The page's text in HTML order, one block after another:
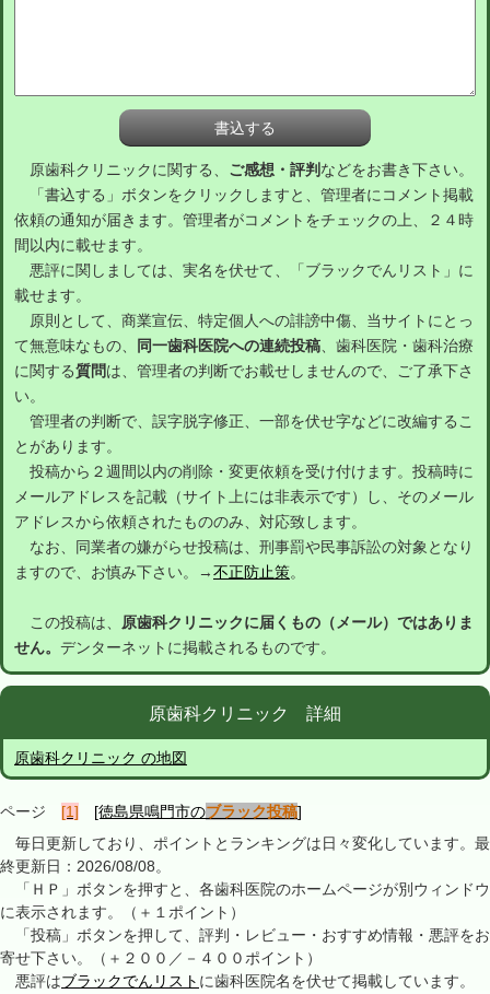
原歯科クリニックに関する、 ご感想・評判 などをお書き下さい。
「書込する」ボタンをクリックしますと、管理者にコメント掲載
依頼の通知が届きます。管理者がコメントをチェックの上、２４時
間以内に載せます。
悪評に関しましては、実名を伏せて、「ブラックでんリスト」に
載せます。
原則として、商業宣伝、特定個人への誹謗中傷、当サイトにとっ
て無意味なもの、
同一歯科医院への連続投稿、歯科医院・歯科治療
に関する質問は、管理者の判断でお載せしませんので、ご了承下さ
い。
管理者の判断で、誤字脱字修正、一部を伏せ字などに改編するこ
とがあります。
投稿から２週間以内の削除・変更依頼を受け付けます。投稿時に
メールアドレスを記載（サイト上には非表示です）し、そのメール
アドレスから依頼されたもののみ、対応致します。
なお、同業者の嫌がらせ投稿は、刑事罰や民事訴訟の対象となり
ますので、お慎み下さい。→不正防止策。
この投稿は、 原歯科クリニックに届くもの（メール）ではありま
せん。 デンターネットに掲載されるものです。
原歯科クリニック 詳細
原歯科クリニック の地図
ページ [1] [徳島県鳴門市のブラック投稿]
毎日更新しており、ポイントとランキングは日々変化しています。最
終更新日：2026/08/08。
「ＨＰ」ボタンを押すと、各歯科医院のホームページが別ウィンドウ
に表示されます。（＋１ポイント）
「投稿」ボタンを押して、評判・レビュー・おすすめ情報・悪評をお
寄せ下さい。（＋２００／－４００ポイント）
悪評はブラックでんリスト に歯科医院名を伏せて掲載しています。